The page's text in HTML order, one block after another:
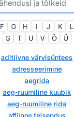
F G H I J K L
S
T U V Õ Ü
aditiivne värvisüntees
adresseerimine
aegrida
aeg-ruumiline kuubik
aeg-ruumiline rida
affiinne teisendus